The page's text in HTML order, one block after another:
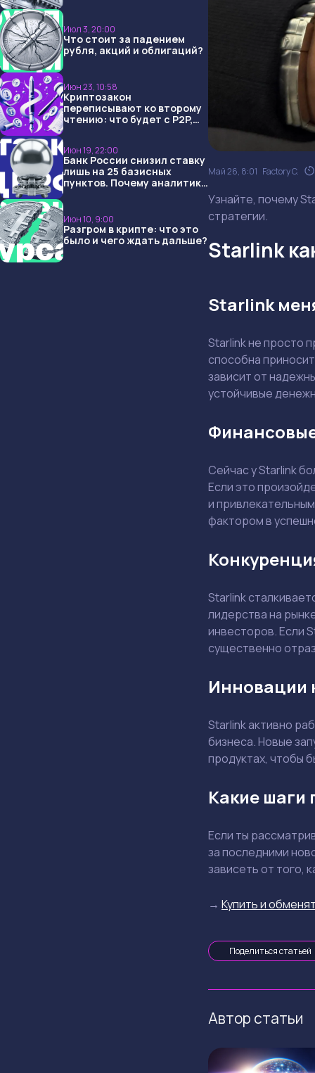
Июл 3, 20:00
Что стоит за падением
рубля, акций и облигаций?
Июн 23, 10:58
Криптозакон
переписывают ко второму
чтению: что будет с P2P,
Июн 19, 22:00
Банк России снизил ставку
лишь на 25 базисных
пунктов. Почему аналитики
Июн 10, 9:00
Разгром в крипте: что это
было и чего ждать дальше?
Май 26, 8:01 Factory C.
Узнайте, почему
стратегии.
Starlink
Starlink
Starlink не просто
способна
зависит от
устойчивые
Сейчас у Starlink
Если это
и
фактором в
Starlink
лидерства на
инвесторов. Если
существенно
Инновации
Starlink активно
бизнеса. Новые
продуктах, чтобы
Какие шаги
Если ты
за последними
зависеть от того,
→ Купить и
Поделиться статьей
Автор статьи